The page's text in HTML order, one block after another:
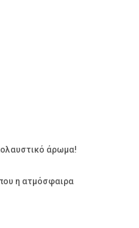
άρωμα!
η ατμόσφαιρα